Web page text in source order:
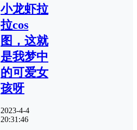
小龙虾拉
拉cos
图，这就
是我梦中
的可爱女
孩呀
2023-4-4
20:31:46